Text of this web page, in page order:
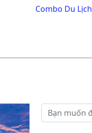
Combo Du Lịch